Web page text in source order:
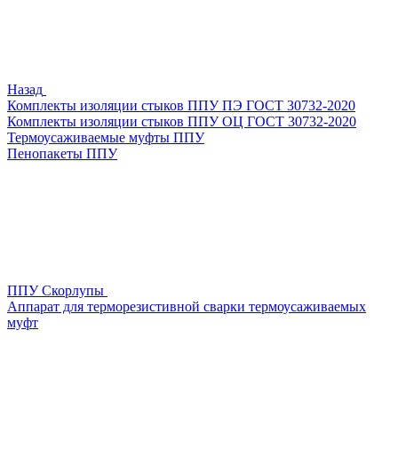
Назад
Комплекты изоляции стыков ППУ ПЭ ГОСТ 30732-2020
Комплекты изоляции стыков ППУ ОЦ ГОСТ 30732-2020
Термоусаживаемые муфты ППУ
Пенопакеты ППУ
ППУ Скорлупы
Аппарат для терморезистивной сварки термоусаживаемых
муфт